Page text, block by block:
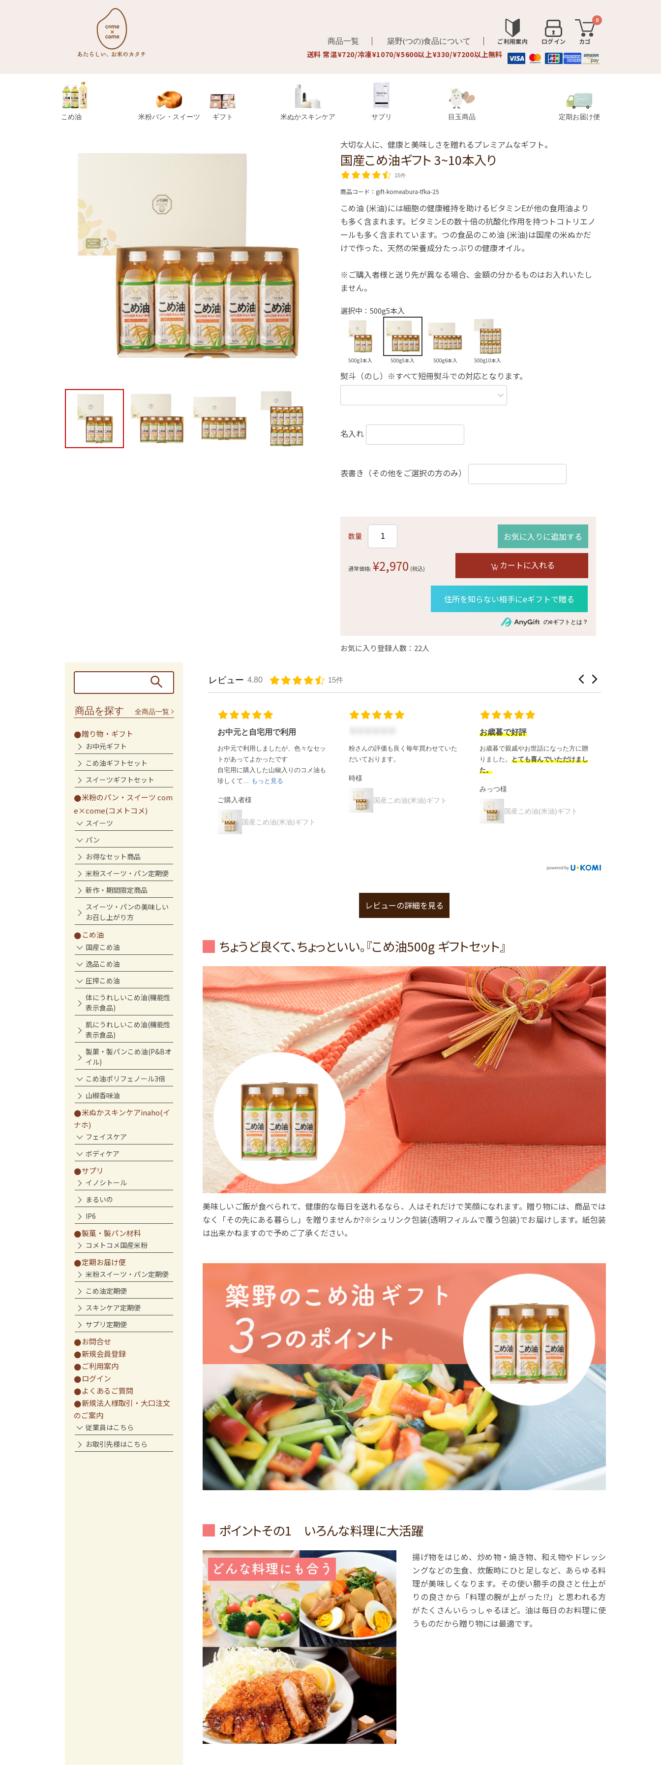
商品一覧 築野(つの)食品について ご利用案内 ログイン カゴ
0
送料 常温¥720/冷凍¥1070/¥5600以上¥330/¥7200以上無料
こめ油 米粉パン・スイーツ ギフト 米ぬかスキンケア サプリ 目玉商品 定期お届け便
大切な人に、健康と美味しさを贈れるプレミアムなギフト。
国産こめ油ギフト 3~10本入り
15件
商品コード： gift-komeabura-tfka-25
こめ油 (米油)には細胞の健康維持を助けるビタミンEが他の食用油より
も多く含まれます。ビタミンEの数十倍の抗酸化作用を持つトコトリエノ
ールも多く含まれています。つの食品のこめ油 (米油)は国産の米ぬかだ
けで作った、天然の栄養成分たっぷりの健康オイル。
※ご購入者様と送り先が異なる場合、金額の分かるものはお入れいたし
ません。
選択中：500g5本入
500g3本入 500g5本入 500g6本入 500g10本入
熨斗（のし）※すべて短冊熨斗での対応となります。
名入れ
表書き（その他をご選択の方のみ）
数量 お気に入りに追加する
通常価格: ¥2,970 (税込) カートに入れる
住所を知らない相手にeギフトで贈る
のeギフトとは？
お気に入り登録人数：22人
商品を探す 全商品一覧
贈り物・ギフト
お中元ギフト
こめ油ギフトセット
スイーツギフトセット
米粉のパン・スイーツ com
e×come(コメトコメ)
スイーツ
パン
お得なセット商品
米粉スイーツ・パン定期便
新作・期間限定商品
スイーツ・パンの美味しい
お召し上がり方
こめ油
国産こめ油
逸品こめ油
圧搾こめ油
体にうれしいこめ油(機能性
表示食品)
肌にうれしいこめ油(機能性
表示食品)
製菓・製パンこめ油(P&Bオ
イル)
こめ油ポリフェノール3倍
山椒香味油
米ぬかスキンケアinaho(イ
ナホ)
フェイスケア
ボディケア
サプリ
イノシトール
まるいの
IP6
製菓・製パン材料
コメトコメ国産米粉
定期お届け便
米粉スイーツ・パン定期便
こめ油定期便
スキンケア定期便
サプリ定期便
お問合せ
新規会員登録
ご利用案内
ログイン
よくあるご質問
新規法人様取引・大口注文
のご案内
従業員はこちら
お取引先様はこちら
レビュー 4.80 15件
お中元と自宅用で利用
お中元で利用しましたが、色々なセッ
トがあってよかったです
自宅用に購入した山椒入りのコメ油も
珍しくて... もっと見る
ご購入者様
国産こめ油(米油)ギフト
＊＊＊＊＊＊
粉さんの評価も良く毎年買わせていた
だいております。
時様
国産こめ油(米油)ギフト
お歳暮で親戚やお世話になった方に贈
りました。 とても喜んでいただけまし
みっつ様
国産こめ油(米油)ギフト
贈り物
贈り物にしてますが大変喜ばれます。
米油様
国産こめ油(米油)ギフト
レビューの詳細を見る
ちょうど良くて、ちょっといい。『こめ油500g ギフトセット』
美味しいご飯が食べられて、健康的な毎日を送れるなら、人はそれだけで笑顔になれます。贈り物には、商品では
なく「その先にある暮らし」を贈りませんか?※シュリンク包装(透明フィルムで覆う包装)でお届けします。紙包装
は出来かねますので予めご了承ください。
ポイントその1 いろんな料理に大活躍
揚げ物をはじめ、炒め物・焼き物、和え物やドレッシ
ングなどの生食、炊飯時にひと足しなど、あらゆる料
理が美味しくなります。その使い勝手の良さと仕上が
りの良さから「料理の腕が上がった!?」と思われる方
がたくさんいらっしゃるほど。油は毎日のお料理に使
うものだから贈り物には最適です。